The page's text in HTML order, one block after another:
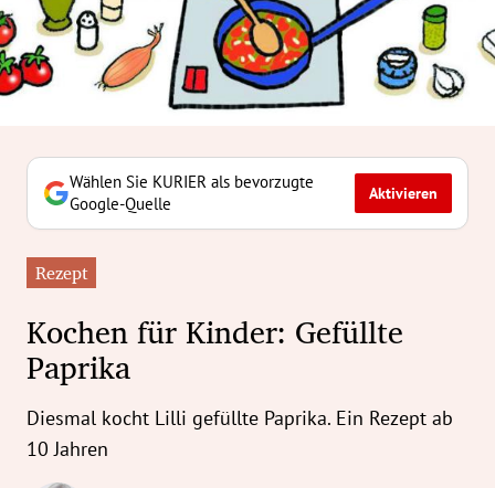
Untermenü
Untermenü
Untermenü
Untermenü
Untermenü
Untermenü
Untermenü
Untermenü
Wählen Sie KURIER als bevorzugte
Google-Quelle
Aktivieren
Rezept
Kochen für Kinder: Gefüllte
Paprika
Diesmal kocht Lilli gefüllte Paprika. Ein Rezept ab
10 Jahren